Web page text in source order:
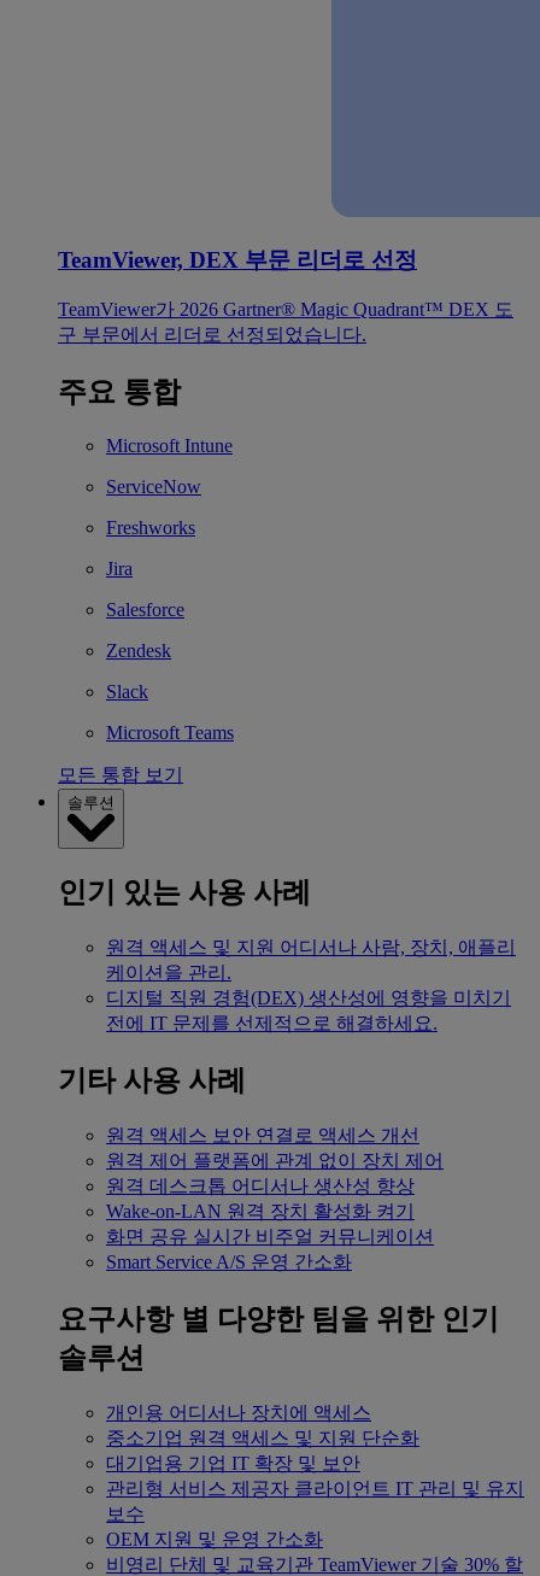
TeamViewer, DEX 부문 리더로 선정
TeamViewer가 2026 Gartner® Magic Quadrant™ DEX 도
구 부문에서 리더로 선정되었습니다.
주요 통합
Microsoft Intune
ServiceNow
Freshworks
Jira
Salesforce
Zendesk
Slack
Microsoft Teams
모든 통합 보기
솔루션
인기 있는 사용 사례
원격 액세스 및 지원 어디서나 사람, 장치, 애플리
케이션을 관리.
디지털 직원 경험(DEX) 생산성에 영향을 미치기
전에 IT 문제를 선제적으로 해결하세요.
기타 사용 사례
원격 액세스 보안 연결로 액세스 개선
원격 제어 플랫폼에 관계 없이 장치 제어
원격 데스크톱 어디서나 생산성 향상
Wake-on-LAN 원격 장치 활성화 켜기
화면 공유 실시간 비주얼 커뮤니케이션
Smart Service A/S 운영 간소화
요구사항 별 다양한 팀을 위한 인기
솔루션
개인용 어디서나 장치에 액세스
중소기업 원격 액세스 및 지원 단순화
대기업용 기업 IT 확장 및 보안
관리형 서비스 제공자 클라이언트 IT 관리 및 유지
보수
OEM 지원 및 운영 간소화
비영리 단체 및 교육기관 TeamViewer 기술 30% 할